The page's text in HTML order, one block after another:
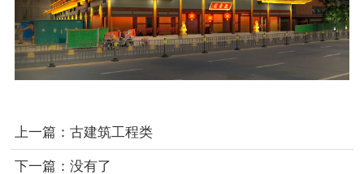
上一篇： 古建筑工程类
下一篇： 没有了